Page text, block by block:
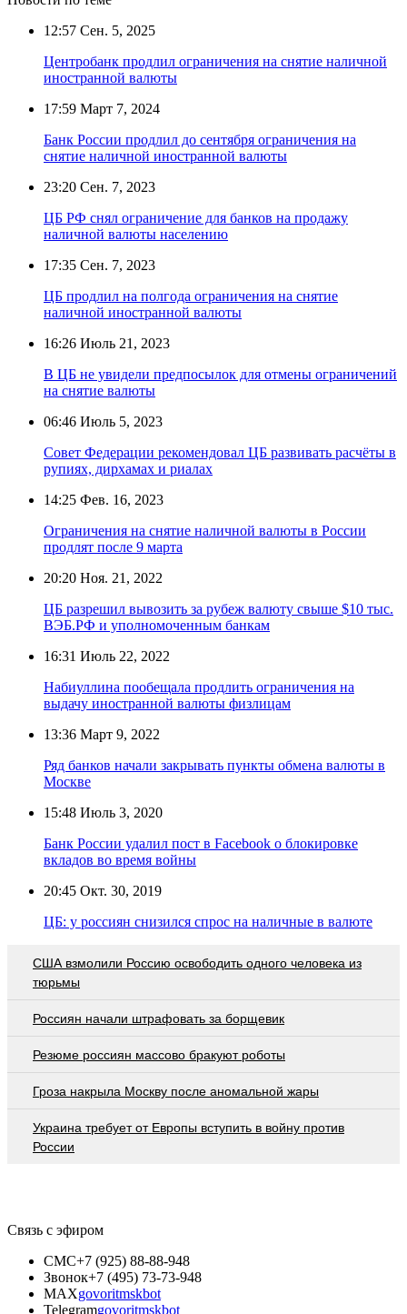
12:57 Сен. 5, 2025
Центробанк продлил ограничения на снятие наличной
иностранной валюты
17:59 Март 7, 2024
Банк России продлил до сентября ограничения на
снятие наличной иностранной валюты
23:20 Сен. 7, 2023
ЦБ РФ снял ограничение для банков на продажу
наличной валюты населению
17:35 Сен. 7, 2023
ЦБ продлил на полгода ограничения на снятие
наличной иностранной валюты
16:26 Июль 21, 2023
В ЦБ не увидели предпосылок для отмены ограничений
на снятие валюты
06:46 Июль 5, 2023
Совет Федерации рекомендовал ЦБ развивать расчёты в
рупиях, дирхамах и риалах
14:25 Фев. 16, 2023
Ограничения на снятие наличной валюты в России
продлят после 9 марта
20:20 Ноя. 21, 2022
ЦБ разрешил вывозить за рубеж валюту свыше $10 тыс.
ВЭБ.РФ и уполномоченным банкам
16:31 Июль 22, 2022
Набиуллина пообещала продлить ограничения на
выдачу иностранной валюты физлицам
13:36 Март 9, 2022
Ряд банков начали закрывать пункты обмена валюты в
Москве
15:48 Июль 3, 2020
Банк России удалил пост в Facebook о блокировке
вкладов во время войны
20:45 Окт. 30, 2019
ЦБ: у россиян снизился спрос на наличные в валюте
США взмолили Россию освободить одного человека из
тюрьмы
Россиян начали штрафовать за борщевик
Резюме россиян массово бракуют роботы
Гроза накрыла Москву после аномальной жары
Украина требует от Европы вступить в войну против
России
Связь с эфиром
СМС+7 (925) 88-88-948
Звонок+7 (495) 73-73-948
MAXgovoritmskbot
Telegramgovoritmskbot